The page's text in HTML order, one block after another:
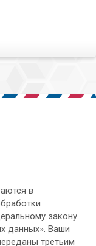
в
закону
данных». Ваши
третьим